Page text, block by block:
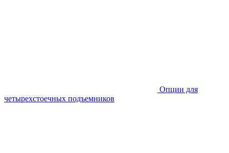
Опции для
четырехстоечных подъемников